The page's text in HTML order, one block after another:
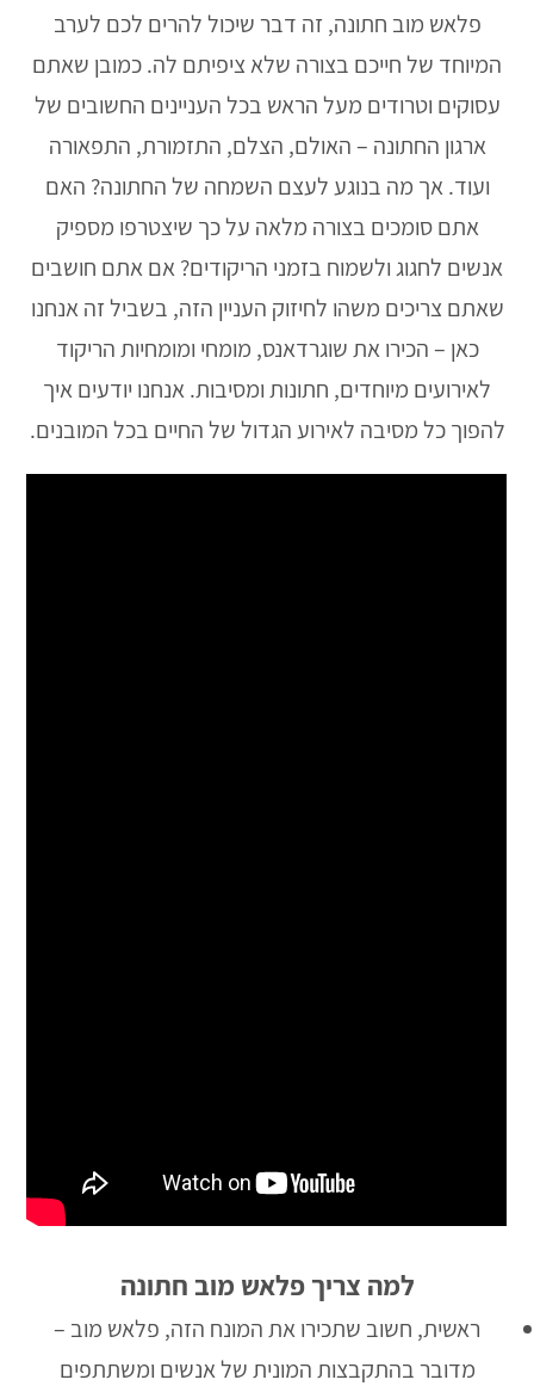
פלאש מוב חתונה, זה דבר שיכול להרים לכם לערב
המיוחד של חייכם בצורה שלא ציפיתם לה. כמובן שאתם
עסוקים וטרודים מעל הראש בכל העניינים החשובים של
ארגון החתונה – האולם, הצלם, התזמורת, התפאורה
ועוד. אך מה בנוגע לעצם השמחה של החתונה? האם
אתם סומכים בצורה מלאה על כך שיצטרפו מספיק
אנשים לחגוג ולשמוח בזמני הריקודים? אם אתם חושבים
שאתם צריכים משהו לחיזוק העניין הזה, בשביל זה אנחנו
כאן – הכירו את שוגרדאנס, מומחי ומומחיות הריקוד
לאירועים מיוחדים, חתונות ומסיבות. אנחנו יודעים איך
להפוך כל מסיבה לאירוע הגדול של החיים בכל המובנים.
למה צריך פלאש מוב חתונה
ראשית, חשוב שתכירו את המונח הזה, פלאש מוב –
מדובר בהתקבצות המונית של אנשים ומשתתפים